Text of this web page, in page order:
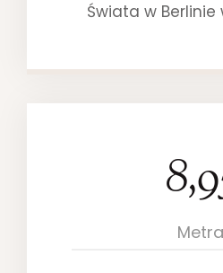
Świata w Berlinie
Metra